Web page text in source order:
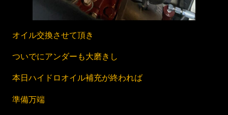
オイル交換させて頂き
ついでにアンダーも大磨きし
本日ハイドロオイル補充が終われば
準備万端